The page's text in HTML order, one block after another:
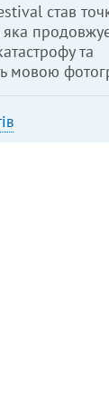
став
яка
та
мовою